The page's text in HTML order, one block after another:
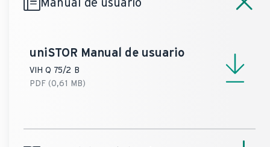
Calefacción (máx)
10 bar
temperatura
Calefacción (máx)
uniSTOR Manual de usuario
VIH Q 75/2 B
PDF (0,61 MB)